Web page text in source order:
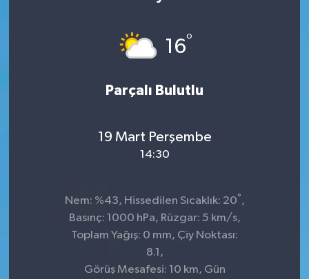
16°
Parçalı Bulutlu
19 Mart Perşembe
14:30
Nem: %43, Hissedilen Sıcaklık: 20° ,
Basınç: 1000 hPa, Rüzgar: 5 km/s,
Toplam Yağış: 0 mm, Çiy Noktası:
8.1,
Görüş Mesafesi: 10 km, Gün
SİVİL TOPLUM
SOSYAL YAŞAM
ULUSAL HABERLER